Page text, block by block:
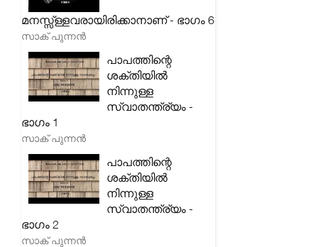
മനസ്സ്ള്ളവരായിരിക്കാനാണ് - ഭാഗം 6
സാക് പുന്നൻ
പാപത്തിന്റെ
ശക്തിയിൽ
നിന്നുള്ള
സ്വാതന്ത്ര്യം -
ഭാഗം 1
സാക് പുന്നൻ
പാപത്തിന്റെ
ശക്തിയിൽ
നിന്നുള്ള
സ്വാതന്ത്ര്യം -
ഭാഗം 2
സാക് പുന്നൻ